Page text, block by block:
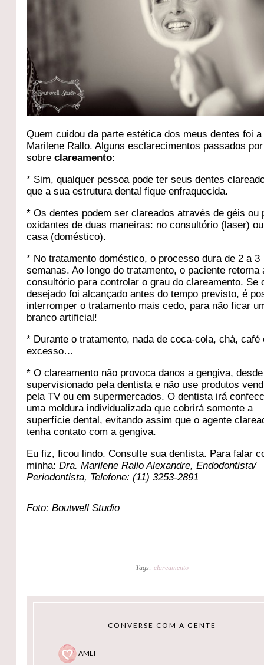
Quem cuidou da parte estética dos meus dentes foi a
Marilene Rallo. Alguns esclarecimentos passados
sobreclareamento:
* Sim, qualquer pessoa pode ter seus dentes
que a sua estrutura dental fique enfraquecida.
* Os dentes podem ser clareados através de géis ou
oxidantes de duas maneiras: no consultório (laser)
casa (doméstico).
* No tratamento doméstico, o processo dura de 2 a 3
semanas. Ao longo do tratamento, o paciente retorna
consultório para controlar o grau do clareamento. Se
desejado foi alcançado antes do tempo previsto, é
interromper o tratamento mais cedo, para não ficar
branco artificial!
* Durante o tratamento, nada de coca-cola, chá, café
excesso…
* O clareamento não provoca danos a gengiva,
supervisionado pela dentista e não use produtos
pela TV ou em supermercados. O dentista irá
uma moldura individualizada que cobrirá somente a
superfície dental, evitando assim que o agente
tenha contato com a gengiva.
Eu fiz, ficou lindo. Consulte sua dentista. Para falar
minha:Dra. Marilene Rallo Alexandre, Endodontista/
Periodontista, Telefone: (11) 3253-2891
Foto: Boutwell Studio
Tags: clareamento
CONVERSE COM A GENTE
AMEI